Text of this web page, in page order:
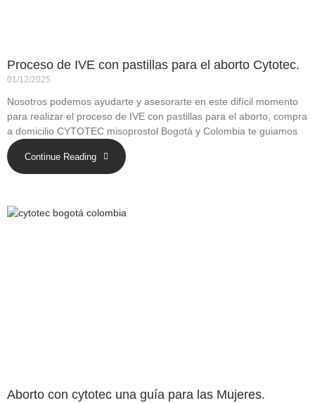
Proceso de IVE con pastillas para el aborto Cytotec.
01/12/2025
Nosotros podemos ayudarte y asesorarte en este difícil momento
para realizar el proceso de IVE con pastillas para el aborto, compra
a domicilio CYTOTEC misoprostol Bogotá y Colombia te guiamos
Continue Reading
Aborto con cytotec una guía para las Mujeres.